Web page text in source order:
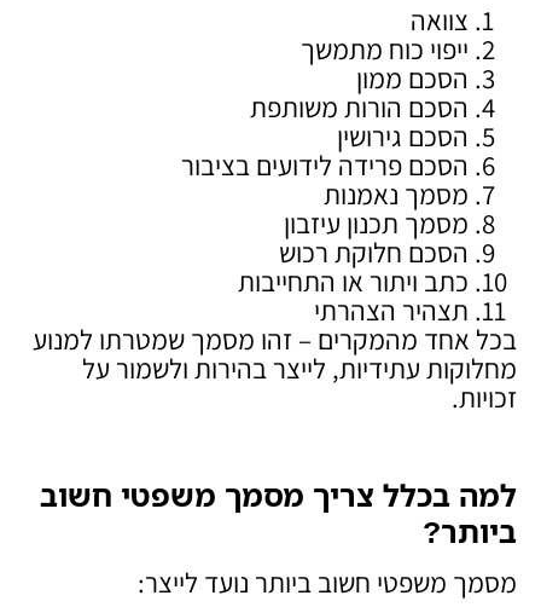
צוואה
ייפוי כוח מתמשך
הסכם ממון
הסכם הורות משותפת
הסכם גירושין
הסכם פרידה לידועים בציבור
מסמך נאמנות
מסמך תכנון עיזבון
הסכם חלוקת רכוש
כתב ויתור או התחייבות
תצהיר הצהרתי
בכל אחד מהמקרים – זהו מסמך שמטרתו למנוע
מחלוקות עתידיות, לייצר בהירות ולשמור על
זכויות.
למה בכלל צריך מסמך משפטי חשוב
ביותר?
מסמך משפטי חשוב ביותר נועד לייצר: